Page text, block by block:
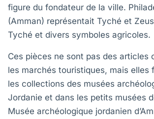
figure du fondateur de la ville.
(Amman) représentait Tyché et
Tyché et divers symboles agricoles.
Ces pièces ne sont pas des articles
les marchés touristiques, mais elles
les collections des musées
Jordanie et dans les petits musées
Musée archéologique jordanien